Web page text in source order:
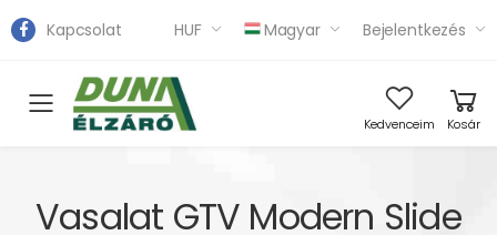
Kapcsolat HUF Magyar Bejelentkezés
Toggle mobile menu Kedvenceim Kosár
Vasalat GTV Modern Slide